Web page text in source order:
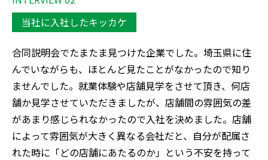
当社に入社したキッカケ
合同説明会でたまたま見つけた企業でした。埼玉県に住
んでいながらも、ほとんど見たことがなかったので知り
ませんでした。就業体験や店舗見学をさせて頂き、何店
舗か見学させていただきましたが、店舗間の雰囲気の差
があまり感じられなかったので入社を決めました。店舗
によって雰囲気が大きく異なる会社だと、自分が配属さ
れた時に「どの店舗にあたるのか」という不安を持って